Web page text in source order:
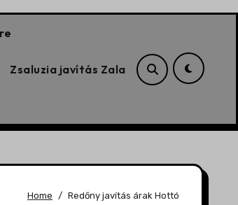
Zsaluzia javítás Zala
Home Redőny javítás árak Hottó